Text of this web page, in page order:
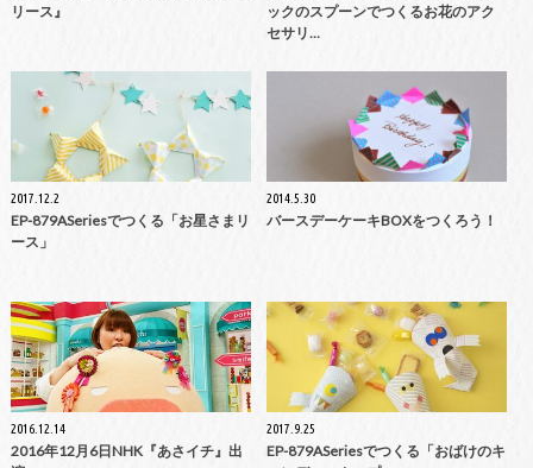
リース』
ックのスプーンでつくるお花のアク
セサリ…
2017.12.2
EP-879ASeriesでつくる「お星さまリ
ース」
2014.5.30
バースデーケーキBOXをつくろう！
2016.12.14
2016年12月6日NHK『あさイチ』出
2017.9.25
EP-879ASeriesでつくる「おばけのキ